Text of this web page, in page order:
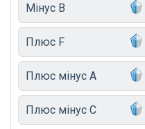
Мінус B
Плюс F
Плюс мінус A
Плюс мінус C